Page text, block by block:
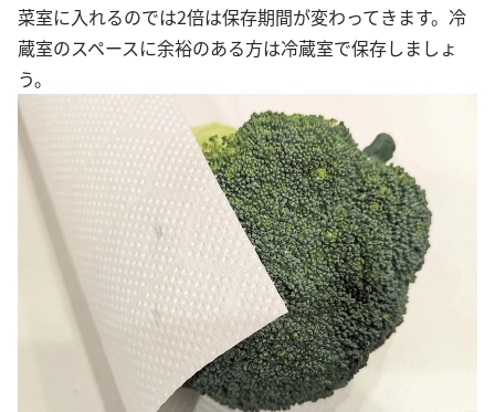
菜室に入れるのでは2倍は保存期間が変わってきます。冷
蔵室のスペースに余裕のある方は冷蔵室で保存しましょ
う。